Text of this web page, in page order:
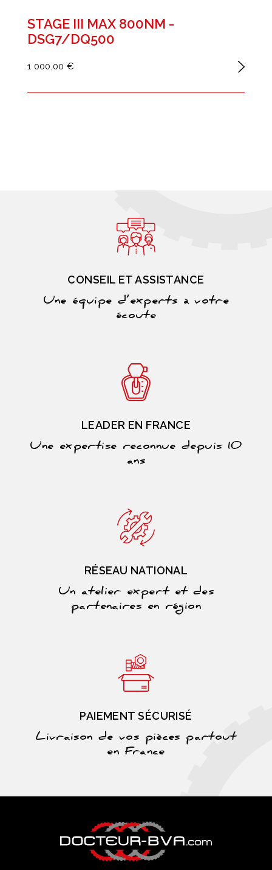
STAGE III MAX 800NM -
DSG7/DQ500
1 000,00 €
CONSEIL ET ASSISTANCE
Une équipe d’experts à votre
écoute
LEADER EN FRANCE
Une expertise reconnue depuis 10
ans
RÉSEAU NATIONAL
Un atelier expert et des
partenaires en région
PAIEMENT SÉCURISÉ
Livraison de vos pièces partout
en France